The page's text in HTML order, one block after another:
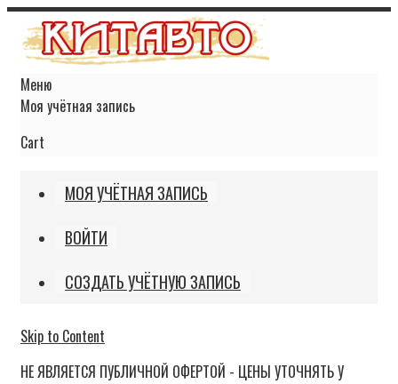
Меню
Моя учётная запись
Cart
МОЯ УЧЁТНАЯ ЗАПИСЬ
ВОЙТИ
СОЗДАТЬ УЧЁТНУЮ ЗАПИСЬ
Skip to Content
НЕ ЯВЛЯЕТСЯ ПУБЛИЧНОЙ ОФЕРТОЙ - ЦЕНЫ УТОЧНЯТЬ У